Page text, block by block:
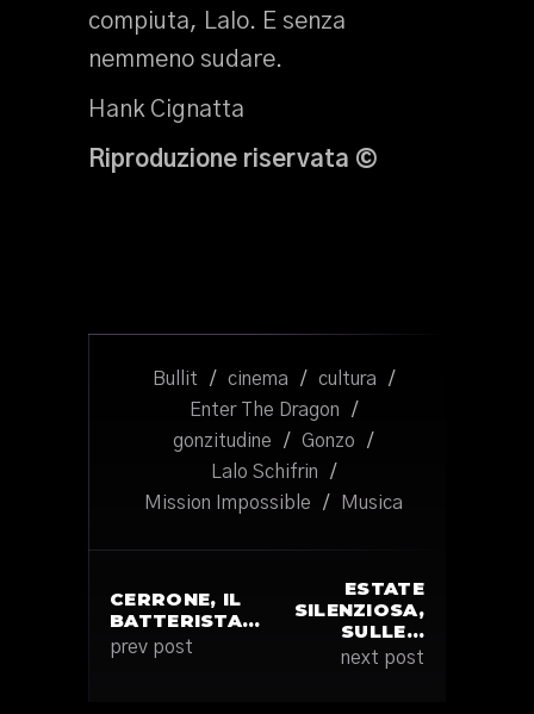
compiuta, Lalo. E senza
nemmeno sudare.
Hank Cignatta
Riproduzione riservata ©
Bullit / cinema / cultura
/
Enter The Dragon
/
gonzitudine
/ Gonzo
/
Lalo Schifrin
/
Mission Impossible
/ Musica
CERRONE, IL
BATTERISTA…
prev post
ESTATE
SILENZIOSA,
SULLE…
next post